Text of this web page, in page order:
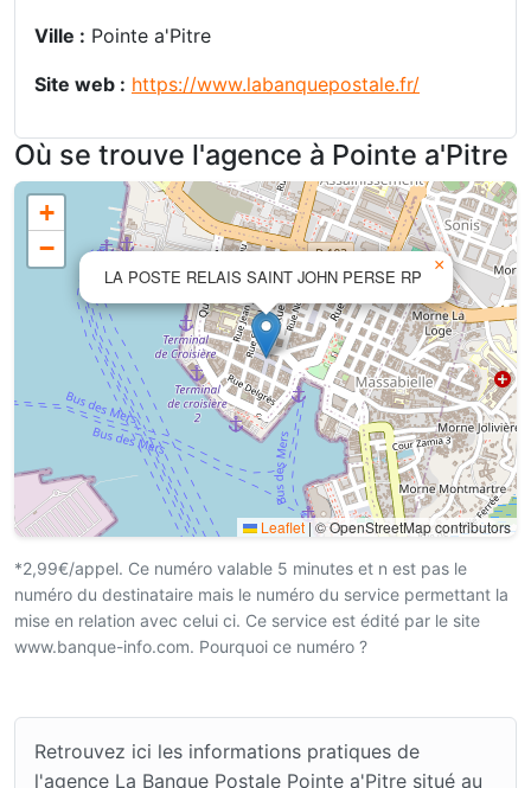
Ville : Pointe a'Pitre
Site web : https://www.labanquepostale.fr/
Où se trouve l'agence à Pointe a'Pitre
LA POSTE RELAIS SAINT JOHN PERSE RP
×
+
−
Leaflet| © OpenStreetMap contributors
*2,99€/appel. Ce numéro valable 5 minutes et n est pas le
numéro du destinataire mais le numéro du service permettant la
mise en relation avec celui ci. Ce service est édité par le site
www.banque-info.com. Pourquoi ce numéro ?
Retrouvez ici les informations pratiques de
l'agence La Banque Postale Pointe a'Pitre situé au